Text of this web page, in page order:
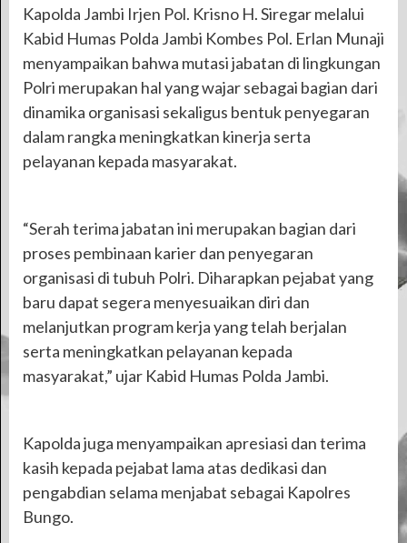
Kapolda Jambi Irjen Pol. Krisno H. Siregar melalui
Kabid Humas Polda Jambi Kombes Pol. Erlan Munaji
menyampaikan bahwa mutasi jabatan di lingkungan
Polri merupakan hal yang wajar sebagai bagian dari
dinamika organisasi sekaligus bentuk penyegaran
dalam rangka meningkatkan kinerja serta
pelayanan kepada masyarakat.
“Serah terima jabatan ini merupakan bagian dari
proses pembinaan karier dan penyegaran
organisasi di tubuh Polri. Diharapkan pejabat yang
baru dapat segera menyesuaikan diri dan
melanjutkan program kerja yang telah berjalan
serta meningkatkan pelayanan kepada
masyarakat,” ujar Kabid Humas Polda Jambi.
Kapolda juga menyampaikan apresiasi dan terima
kasih kepada pejabat lama atas dedikasi dan
pengabdian selama menjabat sebagai Kapolres
Bungo.